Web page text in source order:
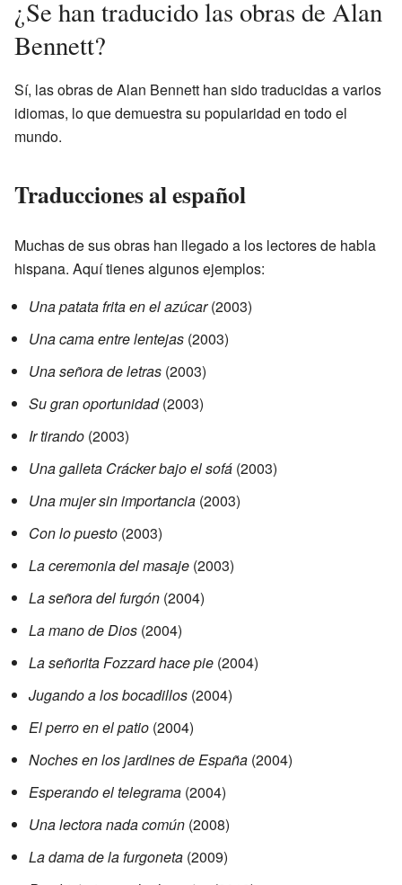
¿Se han traducido las obras de Alan
Bennett?
Sí, las obras de Alan Bennett han sido traducidas a varios
idiomas, lo que demuestra su popularidad en todo el
mundo.
Traducciones al español
Muchas de sus obras han llegado a los lectores de habla
hispana. Aquí tienes algunos ejemplos:
Una patata frita en el azúcar(2003)
Una cama entre lentejas (2003)
Una señora de letras (2003)
Su gran oportunidad(2003)
Ir tirando (2003)
Una galleta Crácker bajo el sofá (2003)
Una mujer sin importancia (2003)
Con lo puesto (2003)
La ceremonia del masaje (2003)
La señora del furgón (2004)
La mano de Dios (2004)
La señorita Fozzard hace pie (2004)
Jugando a los bocadillos (2004)
El perro en el patio (2004)
Noches en los jardines de España (2004)
Esperando el telegrama (2004)
Una lectora nada común (2008)
La dama de la furgoneta (2009)